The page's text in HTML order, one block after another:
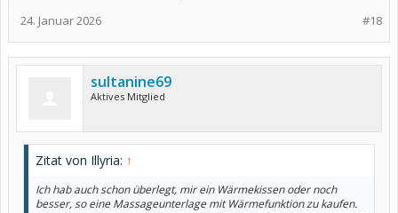
#18
24. Januar 2026
sultanine69
Aktives Mitglied
Zitat von Illyria: ↑
Ich hab auch schon überlegt, mir ein Wärmekissen oder noch
besser, so eine Massageunterlage mit Wärmefunktion zu kaufen.